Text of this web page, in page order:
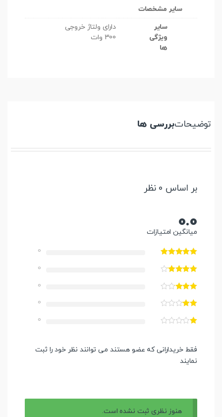
سایر مشخصات
سایر
ویژگی
ها
دارای ولتاژ خروجی
300 وات
توضیحاتبررسی ها
بر اساس 0 نظر
0.0
میانگین امتیازات
0
0
0
0
0
فقط خریدارانی که عضو هستند می توانند نظر خود را ثبت
نمایند
هنوز نظری ثبت نشده است.